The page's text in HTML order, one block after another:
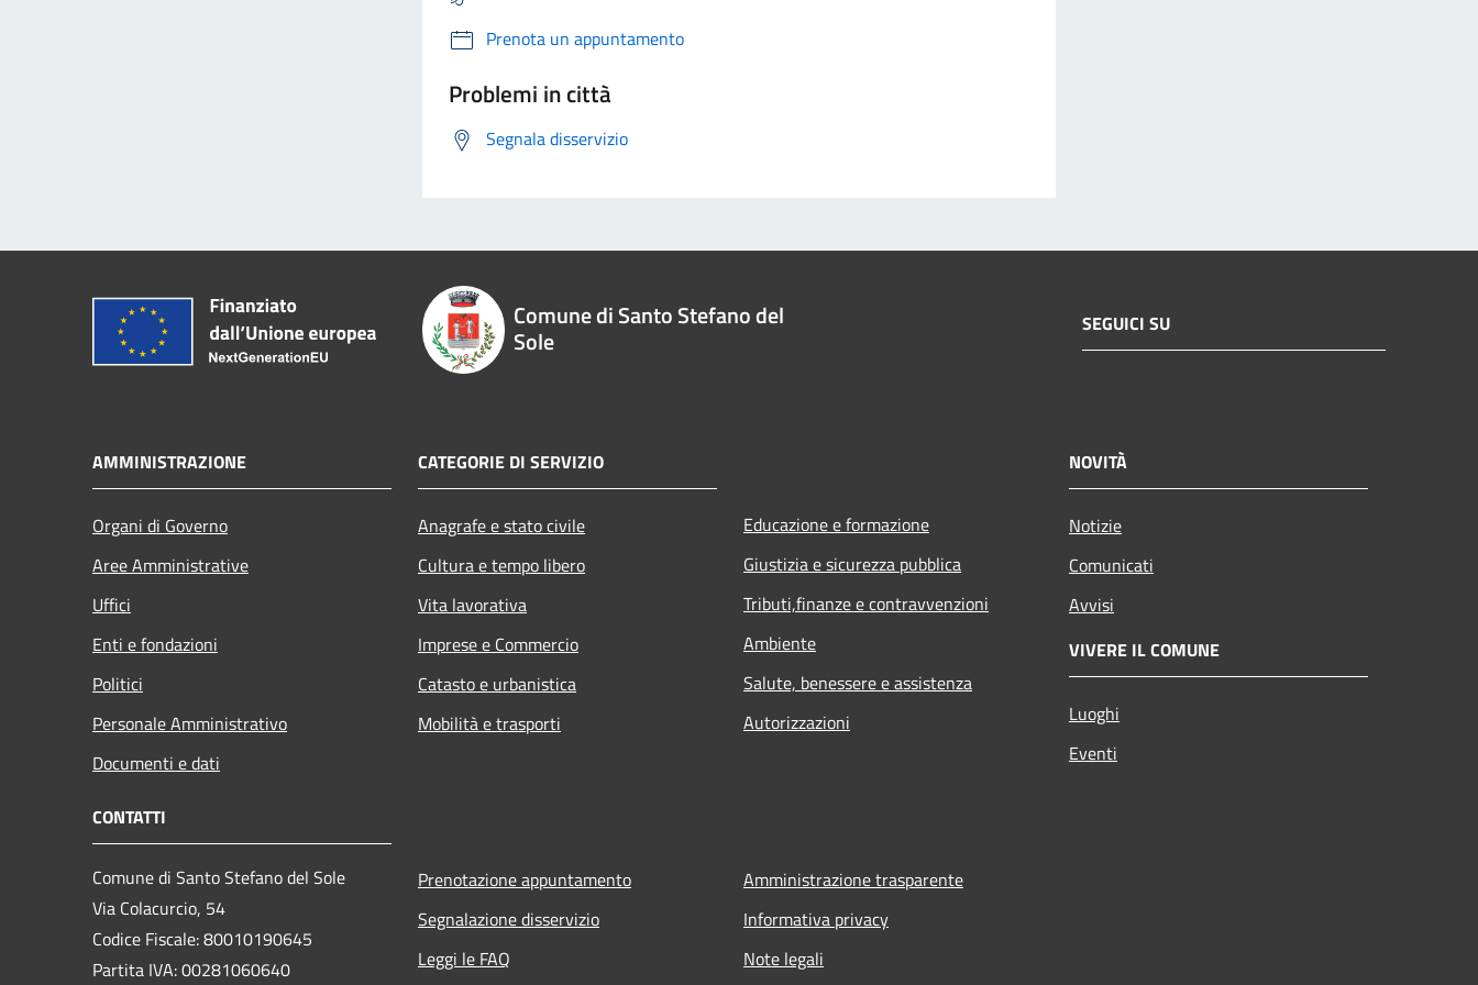
Prenota un appuntamento
Problemi in città
Segnala disservizio
Comune di Santo Stefano del
Sole
SEGUICI SU
AMMINISTRAZIONE
Organi di Governo
Aree Amministrative
Uffici
Enti e fondazioni
Politici
Personale Amministrativo
Documenti e dati
CATEGORIE DI SERVIZIO
Anagrafe e stato civile
Cultura e tempo libero
Vita lavorativa
Imprese e Commercio
Catasto e urbanistica
Mobilità e trasporti
Educazione e formazione
Giustizia e sicurezza pubblica
Tributi,finanze e contravvenzioni
Ambiente
Salute, benessere e assistenza
Autorizzazioni
NOVITÀ
Notizie
Comunicati
Avvisi
VIVERE IL COMUNE
Luoghi
Eventi
CONTATTI
Comune di Santo Stefano del Sole
Via Colacurcio, 54
Codice Fiscale: 80010190645
Partita IVA: 00281060640
Prenotazione appuntamento
Segnalazione disservizio
Leggi le FAQ
Amministrazione trasparente
Informativa privacy
Note legali